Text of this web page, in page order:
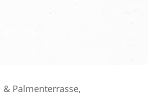
& Palmenterrasse,